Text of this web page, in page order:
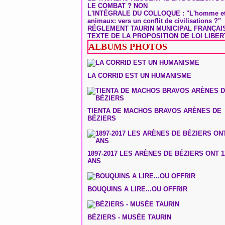
LE COMBAT ? NON
L'INTÉGRALE DU COLLOQUE : "L'homme
animaux: vers un conflit de civilisations ?"
RÉGLEMENT TAURIN MUNICIPAL
TEXTE DE LA PROPOSITION DE LOI
ALBUMS PHOTOS
LA CORRID EST UN HUMANISME
TIENTA DE MACHOS BRAVOS ARÈNES DE
BÉZIERS
1897-2017 LES ARÈNES DE BÉZIERS ONT
ANS
BOUQUINS A LIRE...OU OFFRIR
BÉZIERS - MUSÉE TAURIN